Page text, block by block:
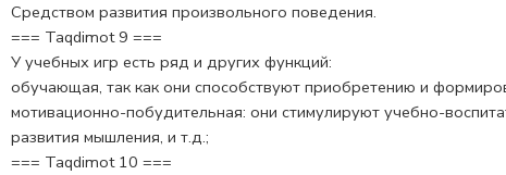
Средством развития произвольного поведения.
=== Taqdimot 9 ===
У учебных игр есть ряд и других функций:
обучающая, так как они способствуют приобретению и
мотивационно-побудительная: они стимулируют учеб­но-
развития мышления, и т.д.;
=== Taqdimot 10 ===